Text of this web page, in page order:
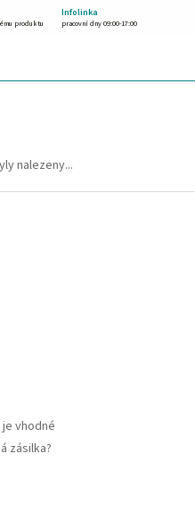
Infolinka
produktu pracovní dny 09:00-17:00
nalezeny...
vhodné
zásilka?